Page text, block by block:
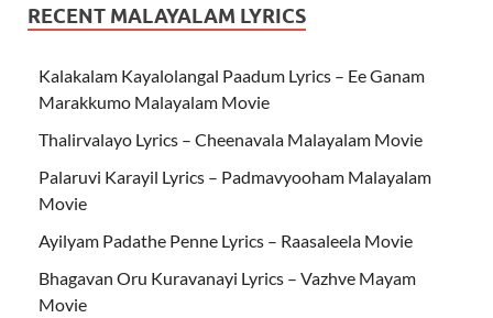
RECENT MALAYALAM LYRICS
Kalakalam Kayalolangal Paadum Lyrics – Ee Ganam
Marakkumo Malayalam Movie
Thalirvalayo Lyrics – Cheenavala Malayalam Movie
Palaruvi Karayil Lyrics – Padmavyooham Malayalam
Movie
Ayilyam Padathe Penne Lyrics – Raasaleela Movie
Bhagavan Oru Kuravanayi Lyrics – Vazhve Mayam
Movie